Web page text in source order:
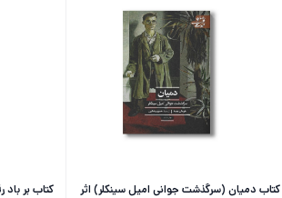
کتاب دمیان (سرگذشت جوانی امیل سینکلر) اثر